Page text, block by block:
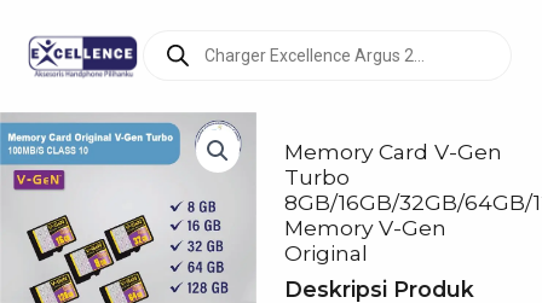
search
Memory Card V-Gen
Turbo
8GB/16GB/32GB/64GB/
Memory V-Gen
Original
Deskripsi Produk